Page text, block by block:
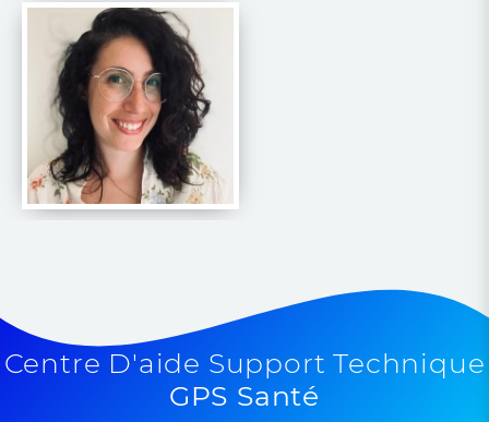
Centre D'aide Support Technique
GPS Santé